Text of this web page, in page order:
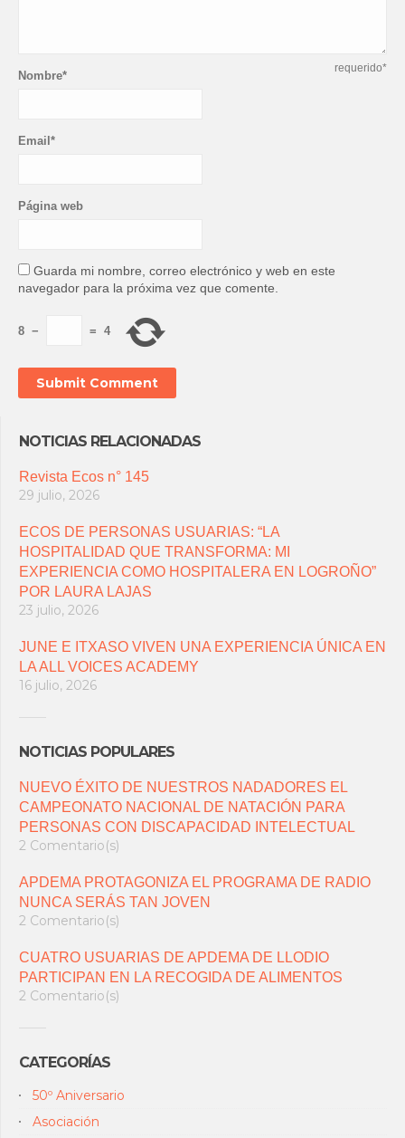
requerido*
Nombre*
Email*
Página web
Guarda mi nombre, correo electrónico y web en este
navegador para la próxima vez que comente.
8 − = 4
NOTICIAS RELACIONADAS
Revista Ecos n° 145
29 julio, 2026
ECOS DE PERSONAS USUARIAS: “LA
HOSPITALIDAD QUE TRANSFORMA: MI
EXPERIENCIA COMO HOSPITALERA EN LOGROÑO”
POR LAURA LAJAS
23 julio, 2026
JUNE E ITXASO VIVEN UNA EXPERIENCIA ÚNICA EN
LA ALL VOICES ACADEMY
16 julio, 2026
NOTICIAS POPULARES
NUEVO ÉXITO DE NUESTROS NADADORES EL
CAMPEONATO NACIONAL DE NATACIÓN PARA
PERSONAS CON DISCAPACIDAD INTELECTUAL
2 Comentario(s)
APDEMA PROTAGONIZA EL PROGRAMA DE RADIO
NUNCA SERÁS TAN JOVEN
2 Comentario(s)
CUATRO USUARIAS DE APDEMA DE LLODIO
PARTICIPAN EN LA RECOGIDA DE ALIMENTOS
2 Comentario(s)
CATEGORÍAS
50º Aniversario
Asociación